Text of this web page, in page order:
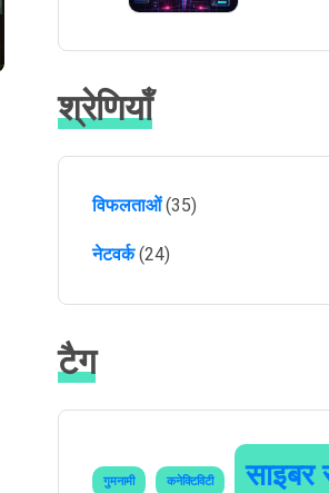
श्रेणियाँ
विफलताओं(35)
नेटवर्क(24)
टैग
गुमनामी कनेक्टिविटी साइबर